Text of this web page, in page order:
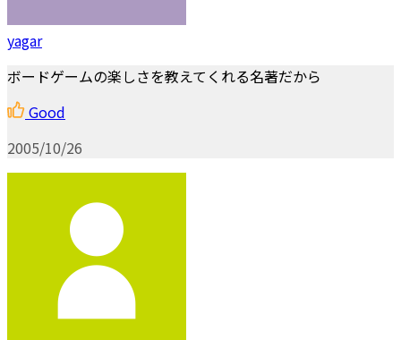
yagar
ボードゲームの楽しさを教えてくれる名著だから
Good
2005/10/26